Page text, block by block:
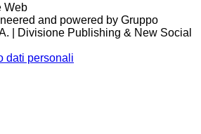
and powered by Gruppo
| Divisione Publishing & New Social
dati personali